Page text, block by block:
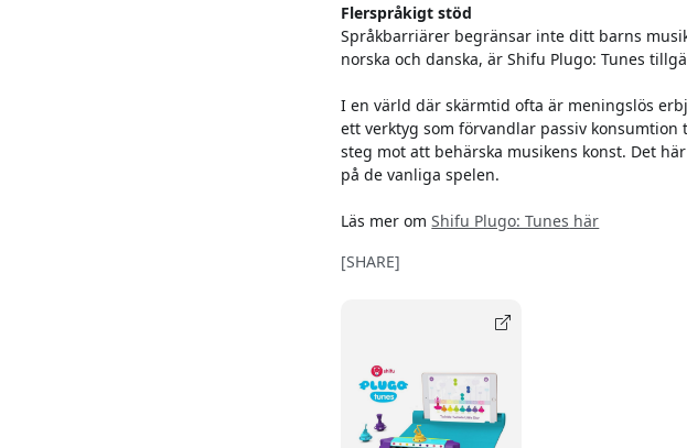
Flerspråkigt stöd
Språkbarriärer begränsar inte ditt barns
norska och danska, är Shifu Plugo: Tunes
I en värld där skärmtid ofta är meningslös
ett verktyg som förvandlar passiv
steg mot att behärska musikens konst. Det
på de vanliga spelen.
Läs mer omShifu Plugo: Tunes här
[SHARE]